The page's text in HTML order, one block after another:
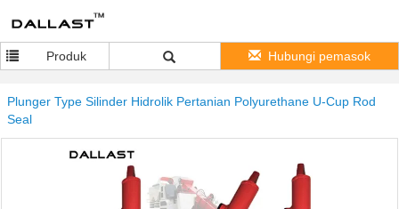
Produk Hubungi pemasok
Plunger Type Silinder Hidrolik Pertanian Polyurethane U-Cup Rod
Seal